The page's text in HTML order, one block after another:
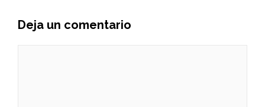
Deja un comentario